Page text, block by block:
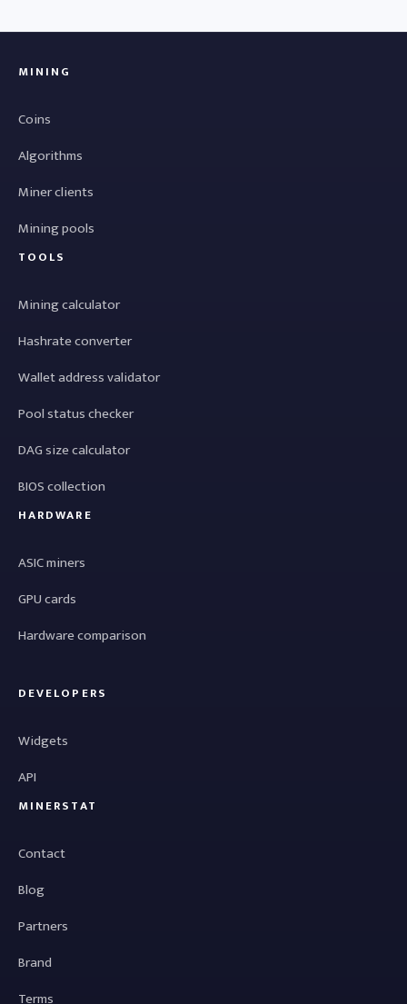
MINING
Coins
Algorithms
Miner clients
Mining pools
TOOLS
Mining calculator
Hashrate converter
Wallet address validator
Pool status checker
DAG size calculator
BIOS collection
HARDWARE
ASIC miners
GPU cards
Hardware comparison
DEVELOPERS
Widgets
API
MINERSTAT
Contact
Blog
Partners
Brand
Terms